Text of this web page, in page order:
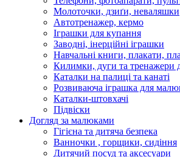
Молоточки, дзиґи, неваляшки
Автотренажер, кермо
Іграшки для купання
Заводні, інерційні іграшки
Навчальні книги, плакати,
Килимки, дуги та тренажери
Каталки на палиці та канаті
Розвиваюча іграшка для
Каталки-штовхачі
Підвіски
Догляд за малюками
Гігієна та дитяча безпека
Ванночки , горщики, сидіння
Дитячий посуд та аксесуари